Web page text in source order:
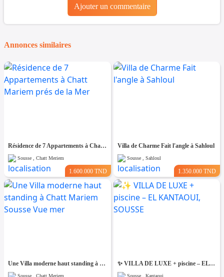
Ajouter un commentaire
Annonces similaires
Résidence de 7 Appartements à Chatt Mariem prés de la Mer
Sousse , Chatt Meriem
1.600.000 TND
Villa de Charme Fait l'angle à Sahloul
Sousse , Sahloul
1.350.000 TND
Une Villa moderne haut standing à Chatt Mariem Sousse Vue mer
Sousse , Chatt Meriem
​✨ VILLA DE LUXE + piscine – EL KANTAOUI, SOUSSE
Sousse , Kantaoui